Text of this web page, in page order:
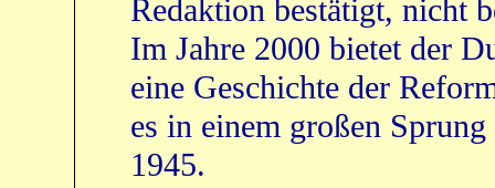
Redaktion bestätigt, nicht
Im Jahre 2000 bietet der
eine Geschichte der
es in einem großen
1945.